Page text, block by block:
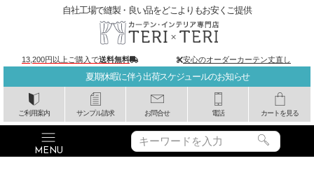
夏期休暇に伴う出荷スケジュールのお知らせ
ご利用案内 サンプル請求 お問合せ 電話 カートを見る
自社工場で縫製・良い品をどこよりもお安くご提供
13,200円以上ご購入で送料無料 安心のオーダーカーテン丈直し